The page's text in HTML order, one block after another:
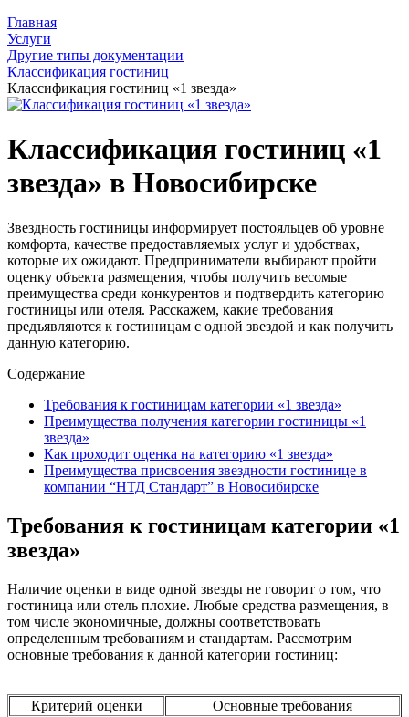
Главная
Услуги
Другие типы документации
Классификация гостиниц
Классификация гостиниц «1 звезда»
Классификация гостиниц «1
звезда» в Новосибирске
Звездность гостиницы информирует постояльцев об уровне
комфорта, качестве предоставляемых услуг и удобствах,
которые их ожидают. Предприниматели выбирают пройти
оценку объекта размещения, чтобы получить весомые
преимущества среди конкурентов и подтвердить категорию
гостиницы или отеля. Расскажем, какие требования
предъявляются к гостиницам с одной звездой и как получить
данную категорию.
Содержание
Требования к гостиницам категории «1 звезда»
Преимущества получения категории гостиницы «1
звезда»
Как проходит оценка на категорию «1 звезда»
Преимущества присвоения звездности гостинице в
компании “НТД Стандарт” в Новосибирске
Требования к гостиницам категории «1
звезда»
Наличие оценки в виде одной звезды не говорит о том, что
гостиница или отель плохие. Любые средства размещения, в
том числе экономичные, должны соответствовать
определенным требованиям и стандартам. Рассмотрим
основные требования к данной категории гостиниц:
Критерий оценки Основные требования